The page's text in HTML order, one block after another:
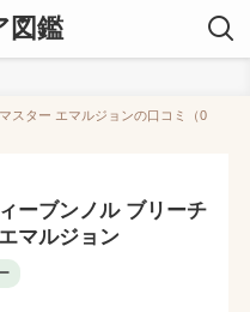
図鑑
スター エマルジョンの口コミ（0
ーブンノル ブリーチ
マルジョン